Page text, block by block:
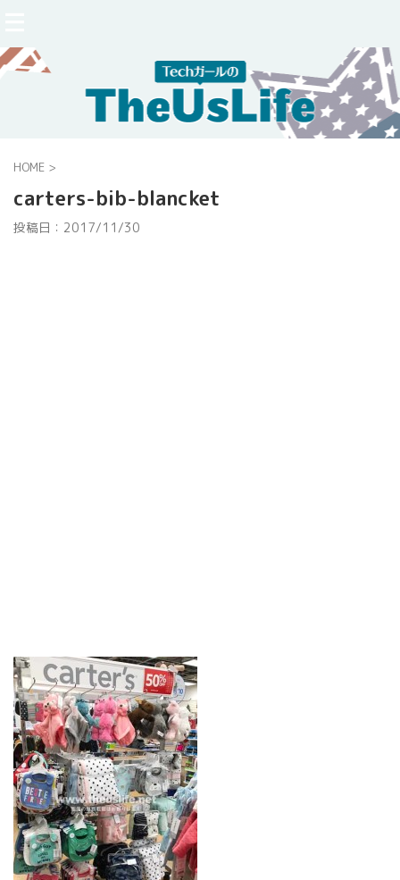
HOME >
carters-bib-blancket
投稿日： 2017/11/30